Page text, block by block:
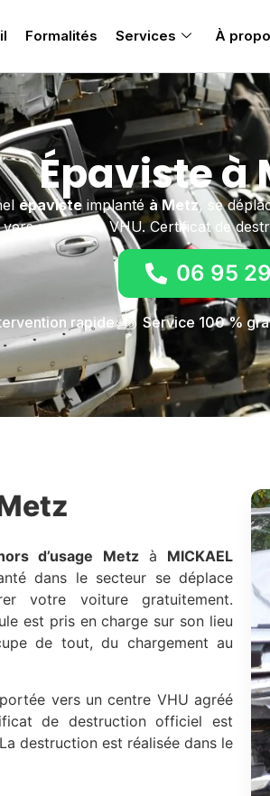
Formalités Services À
Épaviste à
épavisteimplanté à Metz, se
vers un centre VHU. Certificat de
06 95
rapide Service 100 %
d’usage Metzà MICKAEL
dans le secteur se déplace
votre voiture gratuitement.
est pris en charge sur son lieu
de tout, du chargement au
vers un centre VHU agréé
de destruction officiel est
destruction est réalisée dans le